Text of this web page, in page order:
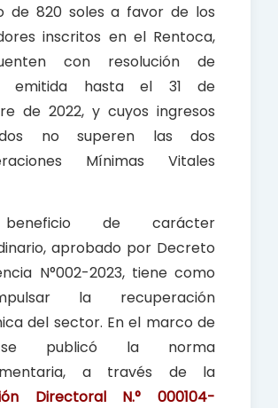
de 820 soles a favor de los
inscritos en el Rentoca,
con resolución de
emitida hasta el 31 de
de 2022, y cuyos ingresos
no superen las dos
Mínimas Vitales
de carácter
aprobado por Decreto
N°002-2023, tiene como
la recuperación
del sector. En el marco de
publicó la norma
a través de la
Directoral N.° 000104-